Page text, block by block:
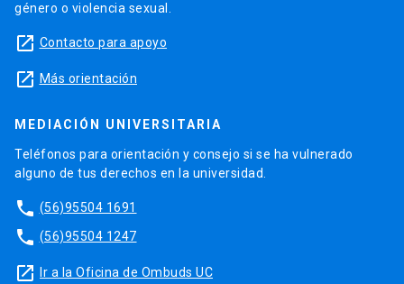
género o violencia sexual.
launch Contacto para apoyo
launch Más orientación
MEDIACIÓN UNIVERSITARIA
Teléfonos para orientación y consejo si se ha vulnerado
alguno de tus derechos en la universidad.
phone (56)95504 1691
phone (56)95504 1247
launch Ir a la Oficina de Ombuds UC